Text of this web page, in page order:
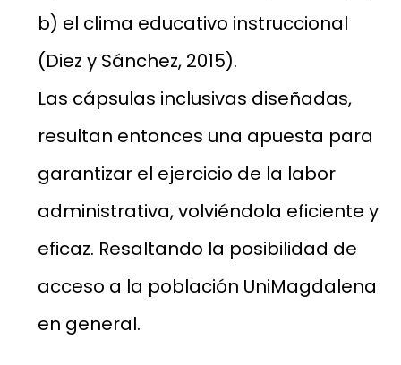
b) el clima educativo instruccional
(Diez y Sánchez, 2015).
Las cápsulas inclusivas diseñadas,
resultan entonces una apuesta para
garantizar el ejercicio de la labor
administrativa, volviéndola eficiente y
eficaz. Resaltando la posibilidad de
acceso a la población UniMagdalena
en general.